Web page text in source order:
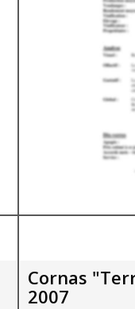
Cornas
2007